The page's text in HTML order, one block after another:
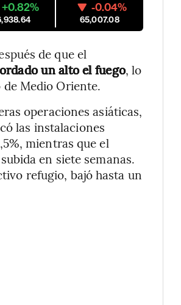
+0.82% -0.04%
65,007.08
de que el
un alto el fuego, lo
Medio Oriente.
operaciones asiáticas,
las instalaciones
mientras que el
en siete semanas.
refugio, bajó hasta un